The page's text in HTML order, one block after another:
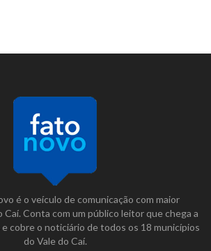
é o veículo de comunicação com maior
Caí. Conta com um público leitor que chega a
cobre o noticiário de todos os 18 municípios
do Vale do Caí.